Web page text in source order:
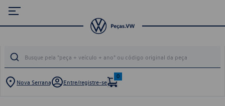
Nova Serrana Entre/registre-se
0